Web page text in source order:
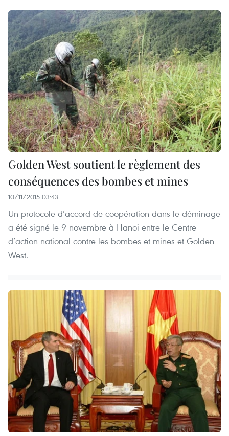
Golden West soutient le règlement des
conséquences des bombes et mines
10/11/2015 03:43
Un protocole d’accord de coopération dans ​le déminage
a été signé le 9 novembre à Hanoi entre le Centre
d’action national contre les bombes et mines et ​Golden
West.